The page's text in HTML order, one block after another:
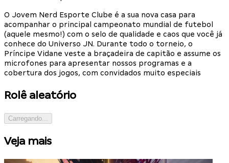
O Jovem Nerd Esporte Clube é a sua nova casa para
acompanhar o principal campeonato mundial de futebol
(aquele mesmo!) com o selo de qualidade e caos que você já
conhece do Universo JN. Durante todo o torneio, o
Príncipe Vidane veste a braçadeira de capitão e assume os
microfones para apresentar nossos programas e a
cobertura dos jogos, com convidados muito especiais
Rolê aleatório
Carregando...
Veja mais